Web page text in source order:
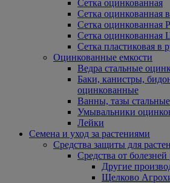
Сетка оцинкованная
Сетка оцинкованная
Сетка оцинкованная
Сетка
Сетка пластиковая в
Оцинкованные емкости
Ведра стальные
Баки, канистры,
оцинкованные
Ванны, тазы
Умывальники
Лейки
Семена и уход за растениями
Средства защиты для
Средства от болезней
Другие
Щелково